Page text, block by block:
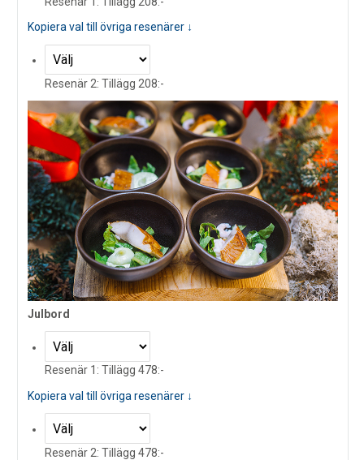
Kopiera val till övriga resenärer ↓
Resenär 2: Tillägg 208:-
Julbord
Resenär 1: Tillägg 478:-
Kopiera val till övriga resenärer ↓
Resenär 2: Tillägg 478:-